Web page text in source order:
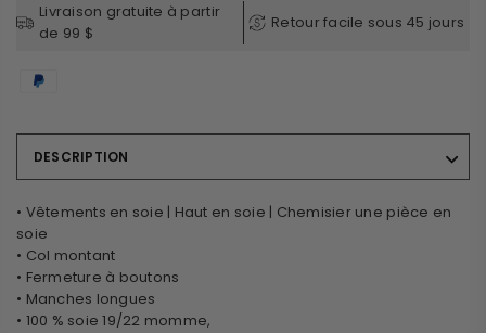
Livraison gratuite à partir
de 99 $
Retour facile sous 45 jours
DESCRIPTION
• Vêtements en soie | Haut en soie | Chemisier une pièce en
soie
• Col montant
• Fermeture à boutons
• Manches longues
• 100 % soie 19/22 momme,